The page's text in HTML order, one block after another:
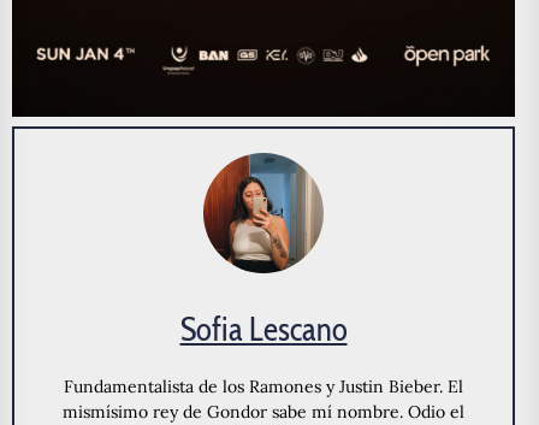
Sofia Lescano
Fundamentalista de los Ramones y Justin Bieber. El
mismísimo rey de Gondor sabe mí nombre. Odio el